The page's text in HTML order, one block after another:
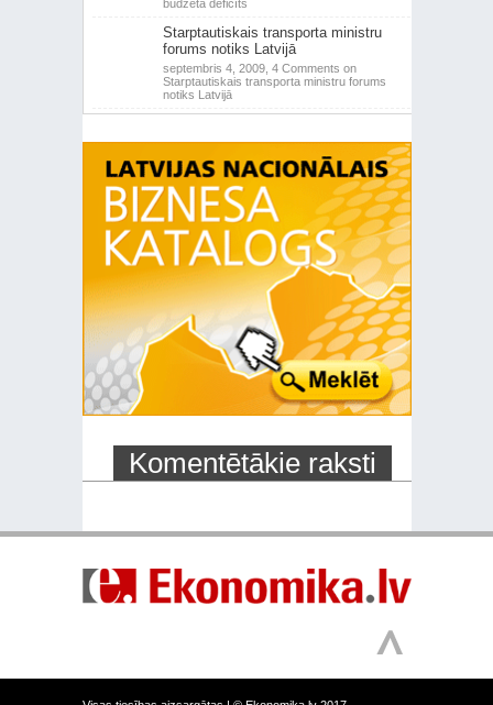
budžeta deficīts
Starptautiskais transporta ministru
forums notiks Latvijā
septembris 4, 2009, 4 Comments on
Starptautiskais transporta ministru forums
notiks Latvijā
Komentētākie raksti